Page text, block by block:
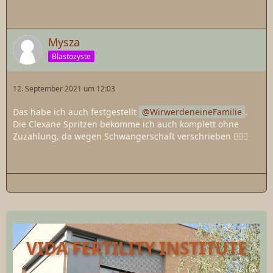
Mysza
Blastozyste
12. September 2021 um 12:03
Das habe ich auch festgestellt WirwerdeneineFamilie .
Die Clexane Spritzen bekomme ich auch komplett ohne
Zuzahlung, da wegen Schwangerschaft verschrieben 🤷🏻‍♀️
VIDA FERTILITY INSTITUTE